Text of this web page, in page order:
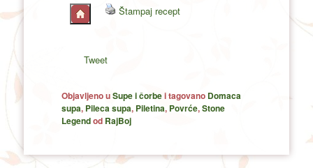
Štampaj recept
Tweet
Objavljeno uSupe i čorbei tagovano Domaca
supa, Pileca supa, Piletina, Povrće,Stone
Legendod RajBoj